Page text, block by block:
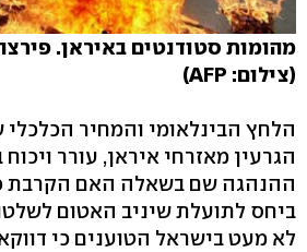
מהומות סטודנטים באיראן.
(צילום: AFP)
הלחץ הבינלאומי והמחיר הכלכלי
הגרעין מאזרחי איראן, עורר ויכוח
ההנהגה שם בשאלה האם הקרבת
ביחס לתועלת שיניב האטום
לא מעט בישראל הטוענים כי